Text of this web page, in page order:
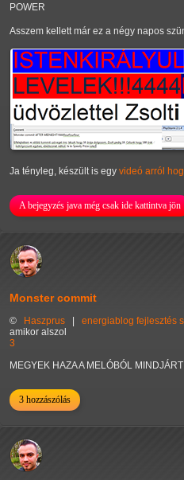
POWER
Asszem kellett már ez a négy napos
Ja tényleg, készült is egy videó arról
A bejegyzés java még csak ide kattintva jön
Monster commit
© Haszprus energiablog fejlesztés
amikor alszol
3
MEGYEK HAZA A MELÓBÓL
3 hozzászólás